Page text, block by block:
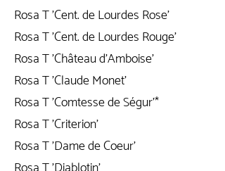
Rosa T 'Cent. de Lourdes Rose'
Rosa T 'Cent. de Lourdes Rouge'
Rosa T 'Château d'Amboise'
Rosa T 'Claude Monet'
Rosa T 'Comtesse de Ségur'*
Rosa T 'Criterion'
Rosa T 'Dame de Coeur'